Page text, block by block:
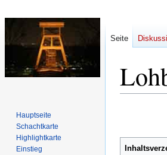
springen
springen
Seite
Hauptseite
Schachtkarte
Highlightkarte
Einstieg